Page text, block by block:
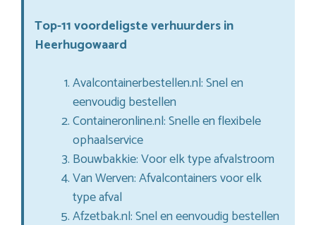
Top-11 voordeligste verhuurders in
Heerhugowaard
Avalcontainerbestellen.nl: Snel en
eenvoudig bestellen
Containeronline.nl: Snelle en flexibele
ophaalservice
Bouwbakkie: Voor elk type afvalstroom
Van Werven: Afvalcontainers voor elk
type afval
Afzetbak.nl: Snel en eenvoudig bestellen